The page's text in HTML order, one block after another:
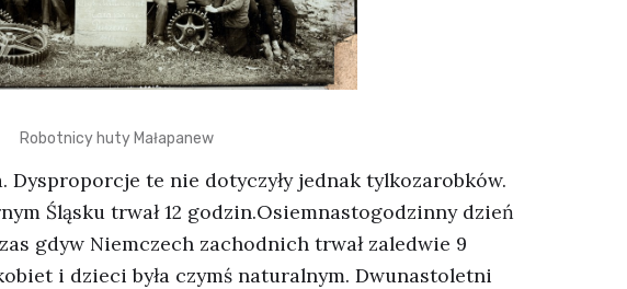
Robotnicy huty Małapanew
Dysproporcje te nie dotyczyły jednak tylkozarobków.
Śląsku trwał 12 godzin.Osiemnastogodzinny dzień
gdyw Niemczech zachodnich trwał zaledwie 9
i dzieci była czymś naturalnym. Dwunastoletni